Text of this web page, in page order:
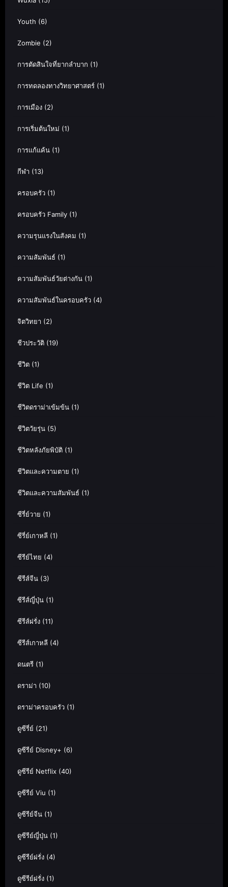
Youth (6)
Zombie (2)
การตัดสินใจที่ยากลำบาก (1)
การทดลองทางวิทยาศาสตร์ (1)
การเมือง (2)
การเริ่มต้นใหม่ (1)
การแก้แค้น (1)
กีฬา (13)
ครอบครัว (1)
ครอบครัว Family (1)
ความรุนแรงในสังคม (1)
ความสัมพันธ์ (1)
ความสัมพันธ์วัยต่างกัน (1)
ความสัมพันธ์ในครอบครัว (4)
จิตวิทยา (2)
ชีวประวัติ (19)
ชีวิต (1)
ชีวิต Life (1)
ชีวิตดราม่าเข้มข้น (1)
ชีวิตวัยรุ่น (5)
ชีวิตหลังภัยพิบัติ (1)
ชีวิตและความตาย (1)
ชีวิตและความสัมพันธ์ (1)
ซีรี่ย์วาย (1)
ซีรี่ย์เกาหลี (1)
ซีรีย์ไทย (4)
ซีรีส์จีน (3)
ซีรีส์ญี่ปุ่น (1)
ซีรีส์ฝรั่ง (11)
ซีรีส์เกาหลี (4)
ดนตรี (1)
ดราม่า (10)
ดราม่าครอบครัว (1)
ดูซีรี่ย์ (21)
ดูซีรีย์ Disney+ (6)
ดูซีรีย์ Netflix (40)
ดูซีรีย์ Viu (1)
ดูซีรีย์จีน (1)
ดูซีรีย์ญี่ปุ่น (1)
ดูซีรีย์ฝรั่ง (4)
ดูซีรีย์ฝรั่ง (1)